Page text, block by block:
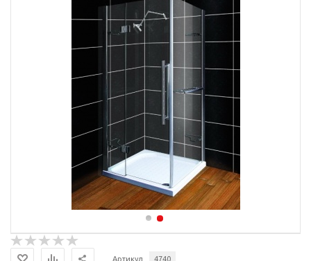
Артикул 4740